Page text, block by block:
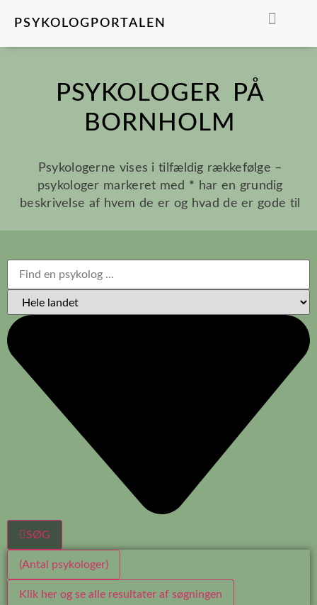
PSYKOLOGPORTALEN
PSYKOLOGER PÅ
BORNHOLM
Psykologerne vises i tilfældig rækkefølge –
psykologer markeret med * har en grundig
beskrivelse af hvem de er og hvad de er gode til
SØG
(Antal psykologer)
Klik her og se alle resultater af søgningen